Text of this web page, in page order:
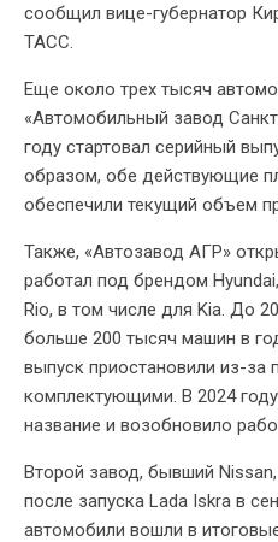
сообщил вице-губернатор
ТАСС.
Еще около трех тысяч
«Автомобильный завод
году стартовал серийный
образом, обе действующие
обеспечили текущий объем
Также, «Автозавод АГР»
работал под брендом
Rio, в том числе для Kia. До
больше 200 тысяч машин в
выпуск приостановили из-за
комплектующими. В 2024
название и возобновило
Второй завод, бывший
после запуска Lada Iskra в
автомобили вошли в